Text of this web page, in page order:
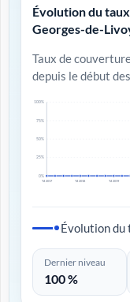
Évolution du
Georges-de-
Taux de
depuis le début
0%
25%
50%
75%
100%
T4 2017 T4 2018 T4 2019
Évolution du
Dernier niveau
100 %